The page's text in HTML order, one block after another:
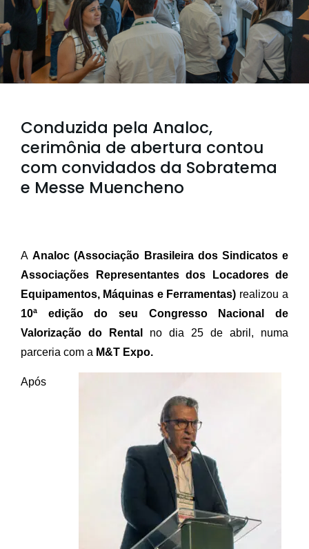
Conduzida pela Analoc,
cerimônia de abertura contou
com convidados da Sobratema
e Messe Muencheno
A Analoc (Associação Brasileira dos Sindicatos e
Associações Representantes dos Locadores de
Equipamentos, Máquinas e Ferramentas) realizou a
10ª edição do seu Congresso Nacional de
Valorização do Rental
no dia 25 de abril, numa
parceria com a M&T Expo.
Após